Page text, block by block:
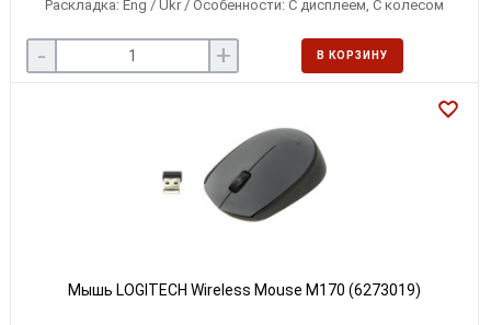
Раскладка: Eng / Ukr / Особенности: С дисплеем, С колесом
Microsoft Windows, iOS / Особенности клавиш: Классические
- + В КОРЗИНУ
Мышь LOGITECH Wireless Mouse M170 (6273019)